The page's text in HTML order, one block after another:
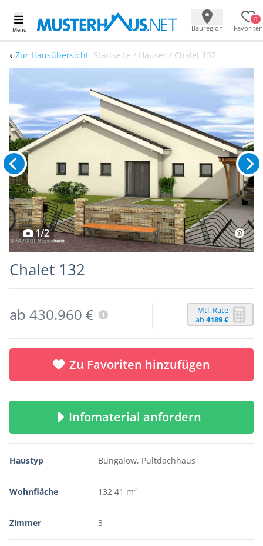
Menü Bauregion
0
Favoriten
Zur Hausübersicht Startseite / Häuser / Chalet 132
1/2
Chalet 132
ab 430.960 €
Mtl. Rate
ab4189 €
Zu Favoriten hinzufügen
Infomaterial anfordern
Haustyp Bungalow, Pultdachhaus
Wohnfläche 132,41 m²
Zimmer 3